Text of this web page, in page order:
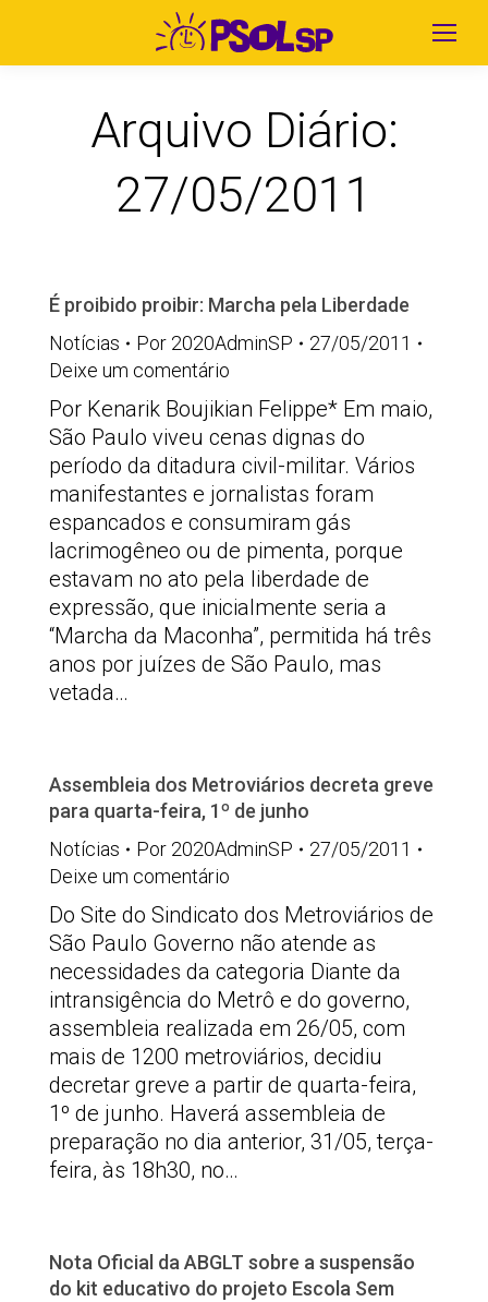
Arquivo Diário:
27/05/2011
É proibido proibir: Marcha pela Liberdade
Notícias
Por 2020AdminSP
27/05/2011
Deixe um comentário
Por Kenarik Boujikian Felippe* Em maio,
São Paulo viveu cenas dignas do
período da ditadura civil-militar. Vários
manifestantes e jornalistas foram
espancados e consumiram gás
lacrimogêneo ou de pimenta, porque
estavam no ato pela liberdade de
expressão, que inicialmente seria a
“Marcha da Maconha”, permitida há três
anos por juízes de São Paulo, mas
vetada…
Assembleia dos Metroviários decreta greve
para quarta-feira, 1º de junho
Notícias
Por 2020AdminSP
27/05/2011
Deixe um comentário
Do Site do Sindicato dos Metroviários de
São Paulo Governo não atende as
necessidades da categoria Diante da
intransigência do Metrô e do governo,
assembleia realizada em 26/05, com
mais de 1200 metroviários, decidiu
decretar greve a partir de quarta-feira,
1º de junho. Haverá assembleia de
preparação no dia anterior, 31/05, terça-
feira, às 18h30, no…
Nota Oficial da ABGLT sobre a suspensão
do kit educativo do projeto Escola Sem